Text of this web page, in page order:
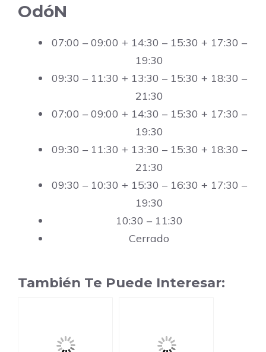
OdóN
07:00 – 09:00 + 14:30 – 15:30 + 17:30 –
19:30
09:30 – 11:30 + 13:30 – 15:30 + 18:30 –
21:30
07:00 – 09:00 + 14:30 – 15:30 + 17:30 –
19:30
09:30 – 11:30 + 13:30 – 15:30 + 18:30 –
21:30
09:30 – 10:30 + 15:30 – 16:30 + 17:30 –
19:30
10:30 – 11:30
Cerrado
También Te Puede Interesar: